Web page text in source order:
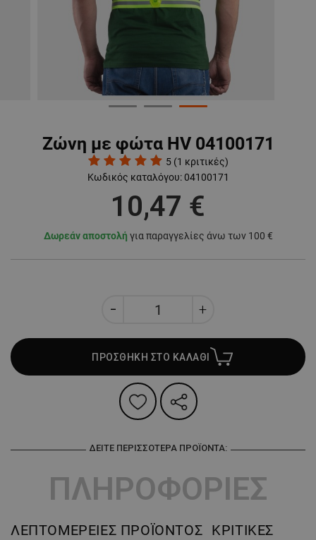
Ζώνη με φώτα HV 04100171
5 (1 κριτικές)
Κωδικός καταλόγου: 04100171
10,47 €
Δωρεάν αποστολή για παραγγελίες άνω των 100 €
ΠΡΟΣΘΗΚΗ ΣΤΟ ΚΑΛΑΘΙ
ΔΕΊΤΕ ΠΕΡΙΣΣΌΤΕΡΑ ΠΡΟΪΌΝΤΑ:
ΠΛΗΡΟΦΟΡΙΕΣ
ΛΕΠΤΟΜΈΡΕΙΕΣ ΠΡΟΪΌΝΤΟΣ ΚΡΙΤΙΚΈΣ